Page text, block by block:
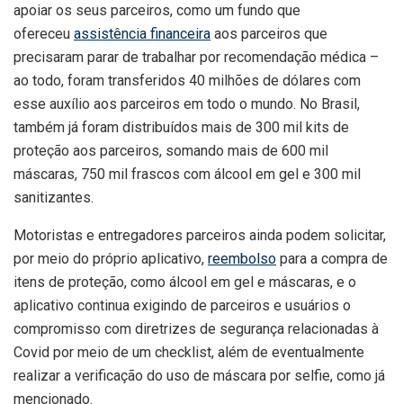
apoiar os seus parceiros, como um fundo que
ofereceu assistência financeira aos parceiros que
precisaram parar de trabalhar por recomendação médica –
ao todo, foram transferidos 40 milhões de dólares com
esse auxílio aos parceiros em todo o mundo. No Brasil,
também já foram distribuídos mais de 300 mil kits de
proteção aos parceiros, somando mais de 600 mil
máscaras, 750 mil frascos com álcool em gel e 300 mil
sanitizantes.
Motoristas e entregadores parceiros ainda podem solicitar,
por meio do próprio aplicativo, reembolso para a compra de
itens de proteção, como álcool em gel e máscaras, e o
aplicativo continua exigindo de parceiros e usuários o
compromisso com diretrizes de segurança relacionadas à
Covid por meio de um checklist, além de eventualmente
realizar a verificação do uso de máscara por selfie, como já
mencionado.